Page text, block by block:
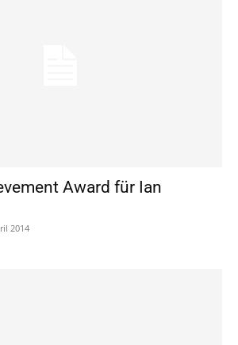
Award für Ian
2014